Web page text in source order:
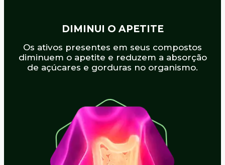
DIMINUI O APETITE
Os ativos presentes em seus compostos
diminuem o apetite e reduzem a absorção
de açúcares e gorduras no organismo.